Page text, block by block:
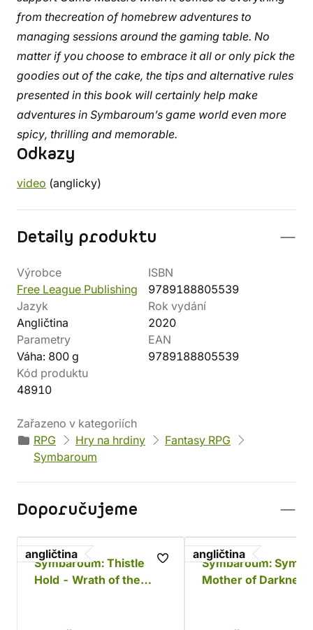
from thecreation of homebrew adventures to
managing sessions around the gaming table. No
matter if you choose to embrace it all or only pick the
goodies out of the cake, the tips and alternative rules
presented in this book will certainly help make
adventures in Symbaroum’s game world even more
spicy, thrilling and memorable.
Odkazy
video (anglicky)
Detaily produktu
Výrobce
Free League Publishing
ISBN
9789188805539
Jazyk
Angličtina
Rok vydání
2020
Parametry
Váha: 800 g
EAN
9789188805539
Kód produktu
48910
Zařazeno v kategoriích
RPG
Hry na hrdiny
Fantasy RPG
Symbaroum
Doporučujeme
angličtina
Symbaroum: Thistle
Hold - Wrath of the
angličtina
Symbaroum:
Mother of Darkness